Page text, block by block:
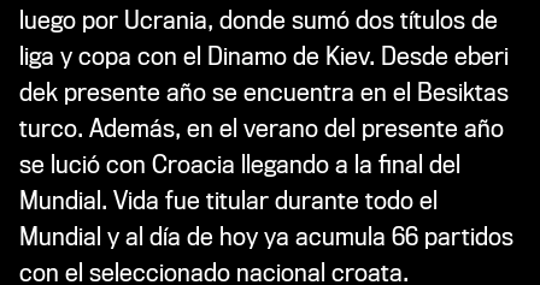
luego por Ucrania, donde sumó dos títulos de
liga y copa con el Dinamo de Kiev. Desde eberi
dek presente año se encuentra en el Besiktas
turco. Además, en el verano del presente año
se lució con Croacia llegando a la final del
Mundial. Vida fue titular durante todo el
Mundial y al día de hoy ya acumula 66 partidos
con el seleccionado nacional croata.